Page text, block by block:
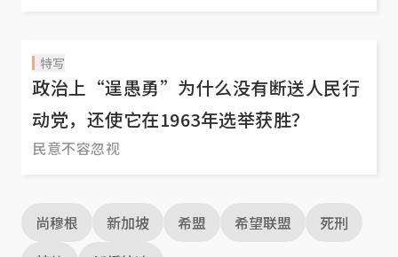
特写
政治上“逞愚勇”为什么没有断送人民行
动党，还使它在1963年选举获胜？
民意不容忽视
尚穆根 新加坡 希盟 希望联盟
死刑